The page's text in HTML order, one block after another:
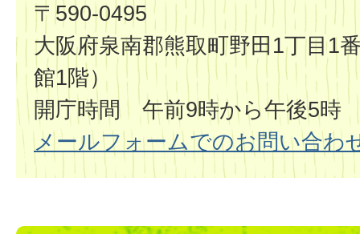
〒590-0495
大阪府泉南郡熊取町野田1丁目1
館1階）
開庁時間 午前9時から午後5時
メールフォームでのお問い合わ